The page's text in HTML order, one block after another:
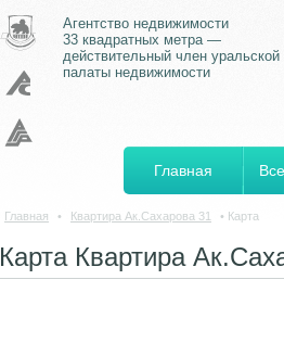
Главная
Агентство недвижимости
33 квадратных метра —
действительный член уральской
палаты недвижимости
Главная • Квартира Ак.Сахарова 31 • Карта
Карта Квартира